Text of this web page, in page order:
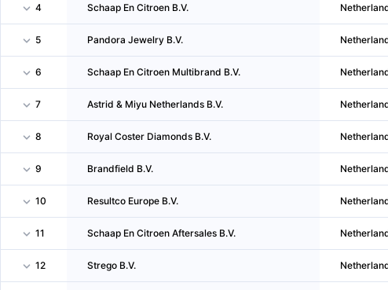
4 Schaap En Citroen B.V.
5 Pandora Jewelry B.V.
6 Schaap En Citroen Multibrand B.V.
7 Astrid & Miyu Netherlands B.V.
8 Royal Coster Diamonds B.V.
9 Brandfield B.V.
10 Resultco Europe B.V.
11 Schaap En Citroen Aftersales B.V.
12 Strego B.V.